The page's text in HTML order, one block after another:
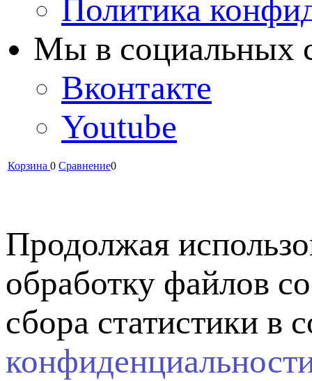
Политика
Мы в cоциальных
Вконтакте
Youtube
Корзина 0 Сравнение0
Продолжая
обработку файлов
сбора статистики в